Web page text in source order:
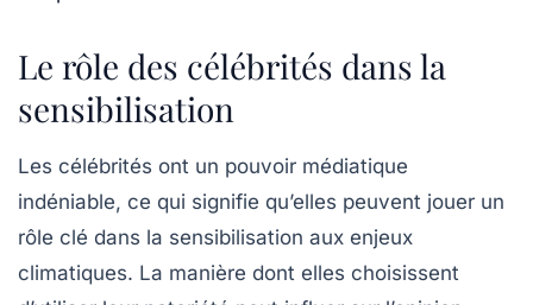
Le rôle des célébrités dans la
sensibilisation
Les célébrités ont un pouvoir médiatique
indéniable, ce qui signifie qu’elles peuvent jouer un
rôle clé dans la sensibilisation aux enjeux
climatiques. La manière dont elles choisissent